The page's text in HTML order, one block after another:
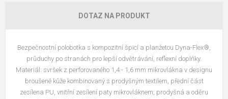
DOTAZ NA PRODUKT
Bezpečnostní polobotka s kompozitní špicí a planžetou Dyna-Flex®,
průduchy po stranách pro lepší odvětrávání, reflexní doplňky.
Materiál: svršek z perforovaného 1,4 - 1,6 mm mikrovlákna v designu
broušené kůže kombinovaný s prodyšným textilem, přední část
zesílena PU, vnitřní zesílení paty mikrovláknem, prodyšná a oděru